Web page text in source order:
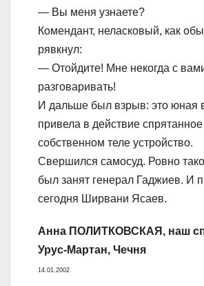
— Вы меня узнаете?
Комендант, неласковый, как
рявкнул:
— Отойдите! Мне некогда с
разговаривать!
И дальше был взрыв: это юная
привела в действие
собственном теле устройство.
Свершился самосуд. Ровно
был занят генерал Гаджиев. И
сегодня Ширвани Ясаев.
Анна ПОЛИТКОВСКАЯ, наш
Урус-Мартан, Чечня
14.01.2002